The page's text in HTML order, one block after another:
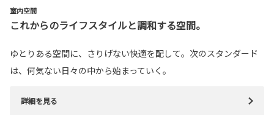
室内空間
これからのライフスタイルと調和する空間。
ゆとりある空間に、さりげない快適を配して。次のスタンダード
は、何気ない日々の中から始まっていく。
詳細を見る